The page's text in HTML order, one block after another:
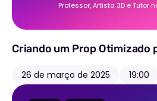
Professor, Artista 3D e Tutor
Criando um Prop Otimizado
26 de março de 2025 19:00